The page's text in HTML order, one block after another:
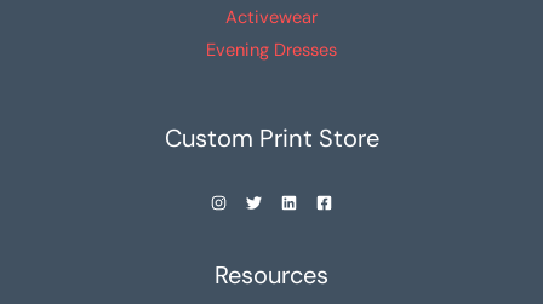
Activewear
Evening Dresses
Custom Print Store
Resources